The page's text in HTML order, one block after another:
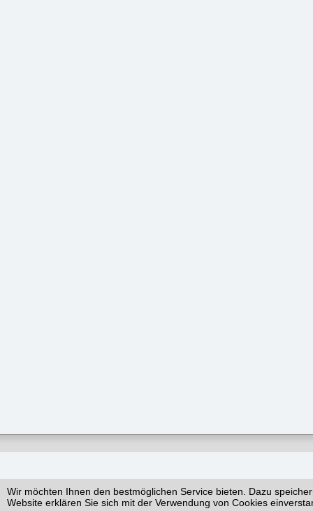
Wir möchten Ihnen den bestmöglichen Service bieten. Dazu
Website erklären Sie sich mit der Verwendung von Cookies